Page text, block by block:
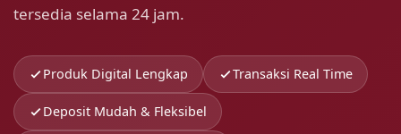
tersedia selama 24 jam.
Produk Digital Lengkap Transaksi Real Time
Deposit Mudah & Fleksibel